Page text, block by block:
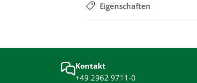
Eigenschaften
Kontakt
+49 2962 9711-0